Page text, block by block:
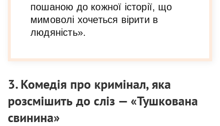
пошаною до кожної історії, що
мимоволі хочеться вірити в
людяність».
3. Комедія про кримінал, яка
розсмішить до сліз — «Тушкована
свинина»